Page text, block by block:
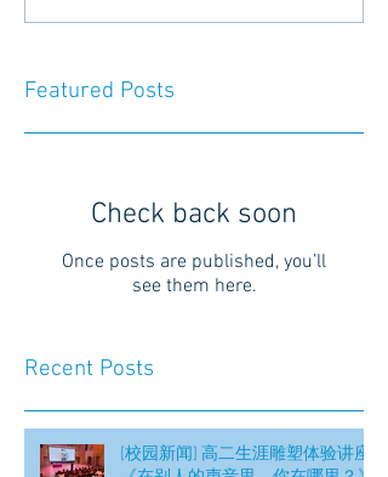
Featured Posts
Check back soon
Once posts are published, you’ll
see them here.
Recent Posts
[校园新闻] 高二生涯雕塑体验讲座